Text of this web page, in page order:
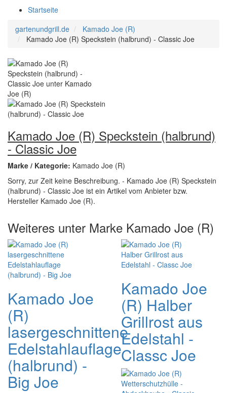
Startseite
gartenundgrill.de
Kamado Joe (R)
Kamado Joe (R) Speckstein (halbrund) - Classic Joe
Kamado Joe (R) Speckstein (halbrund)
- Classic Joe
Marke / Kategorie: Kamado Joe (R)
Sorry, zur Zeit keine Beschreibung. - Kamado Joe (R) Speckstein
(halbrund) - Classic Joe ist ein Artikel vom Anbieter bzw.
Hersteller Kamado Joe (R).
Weiteres unter Marke Kamado Joe (R)
Kamado Joe
(R)
lasergeschnittene
Edelstahlauflage
(halbrund) -
Big Joe
Kamado Joe
(R) Halber
Grillrost aus
Edelstahl -
Classc Joe